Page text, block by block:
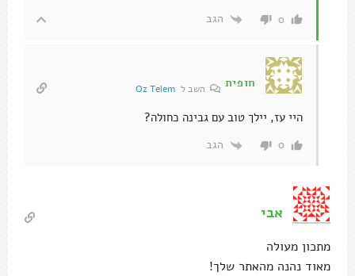
0 הגב
חופית השב לOz Telem
היי עז, יילך טוב עם גבינה כחולה?
0 הגב
אבי
מתכון מעולה
מאוד נהנה מהאתר שלך!